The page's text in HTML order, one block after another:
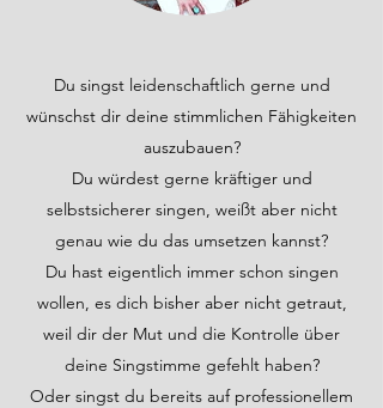
Du singst leidenschaftlich gerne und
wünschst dir deine stimmlichen Fähigkeiten
auszubauen?
Du würdest gerne kräftiger und
selbstsicherer singen, weißt aber nicht
genau wie du das umsetzen kannst?
Du hast eigentlich immer schon singen
wollen, es dich bisher aber nicht getraut,
weil dir der Mut und die Kontrolle über
deine Singstimme gefehlt haben?
Oder singst du bereits auf professionellem